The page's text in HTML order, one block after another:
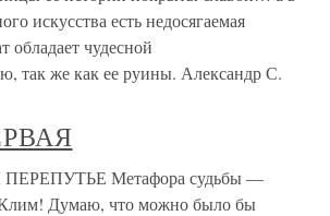
искусства есть недосягаемая
обладает чудесной
так же как ее руины. Александр С.
Метафора судьбы —
Думаю, что можно было бы